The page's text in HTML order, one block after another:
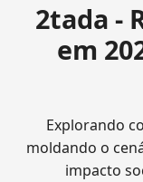
2tada -
em
Explorando
moldando o
impacto